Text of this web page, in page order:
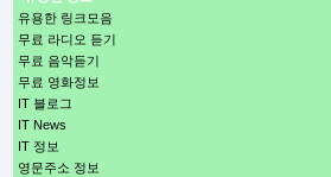
유용한 링크모음
무료 라디오 듣기
무료 음악듣기
무료 영화정보
IT 블로그
IT News
IT 정보
영문주소 정보